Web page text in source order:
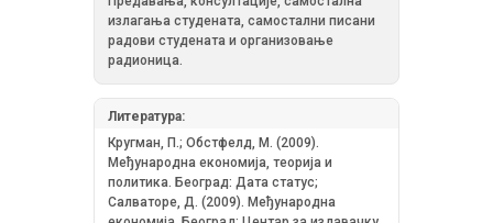
излагања студената, самостални писани
радови студената и организовање
радионица.
Литература:
Кругман, П.; Обстфелд, М. (2009).
Међународна економија, теорија и
политика. Београд: Дата статус;
Салваторе, Д. (2009). Међународна